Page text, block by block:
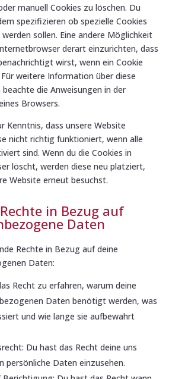
manuell Cookies zu löschen. Du
spezifizieren ob spezielle Cookies
sollen. Eine andere Möglichkeit
derart einzurichten, dass
wirst, wenn ein Cookie
weitere Information über diese
die Anweisungen in der
Browsers.
Kenntnis, dass unsere Website
nicht richtig funktioniert, wenn alle
sind. Wenn du die Cookies in
löscht, werden diese neu platziert,
Website erneut besuchst.
in Bezug auf
Daten
Rechte in Bezug auf deine
Daten:
Recht zu erfahren, warum deine
Daten benötigt werden, was
und wie lange sie aufbewahrt
Du hast das Recht deine uns
persönliche Daten einzusehen.